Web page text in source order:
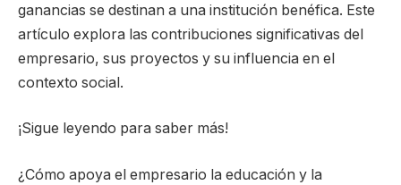
ganancias se destinan a una institución benéfica. Este
artículo explora las contribuciones significativas del
empresario, sus proyectos y su influencia en el
contexto social.
¡Sigue leyendo para saber más!
¿Cómo apoya el empresario la educación y la